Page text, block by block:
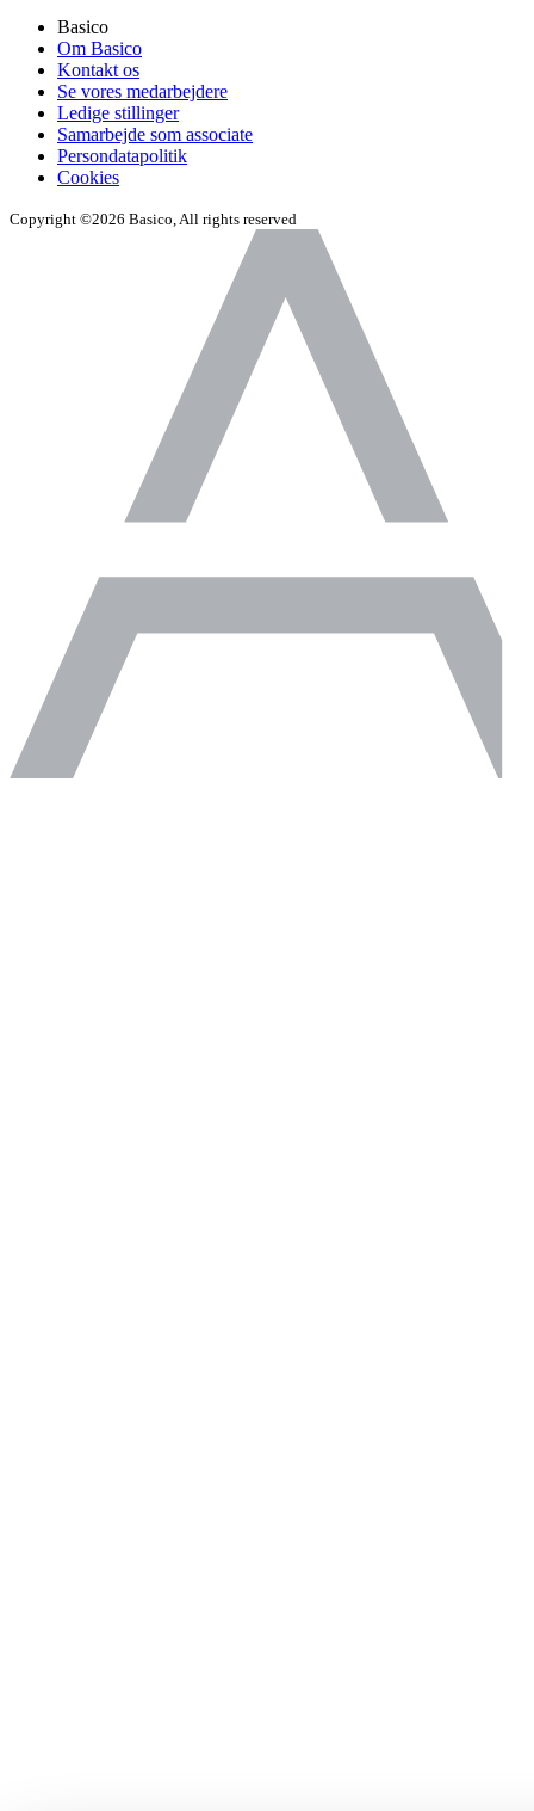
Basico
Om Basico
Kontakt os
Se vores medarbejdere
Ledige stillinger
Samarbejde som associate
Persondatapolitik
Cookies
Copyright ©2026 Basico, All rights reserved